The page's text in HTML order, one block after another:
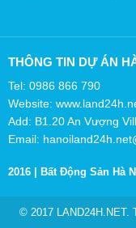
THÔNG TIN DỰ ÁN
Tel: 0986 866 790
Website:
Add: B1.20 An Vượng
Email:
2016 | Bất Động Sản Hà
© 2017 LAND24H.NET.